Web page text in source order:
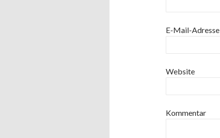
E-Mail-Adresse
Website
Kommentar